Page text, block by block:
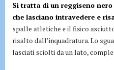
Si tratta di un reggiseno
che lasciano intravedere e
spalle atletiche e il fisico
risalto dall’inquadratura. Lo
lasciati sciolti da un lato,